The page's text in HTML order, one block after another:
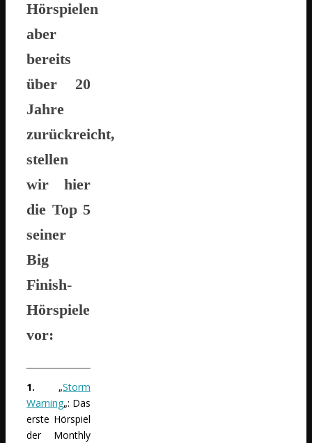
Hörspielen
aber
bereits
über 20
Jahre
zurückreicht,
stellen
wir hier
die Top 5
seiner
Big
Finish-
Hörspiele
vor:
1. „Storm
Warning„: Das
erste Hörspiel
der Monthly